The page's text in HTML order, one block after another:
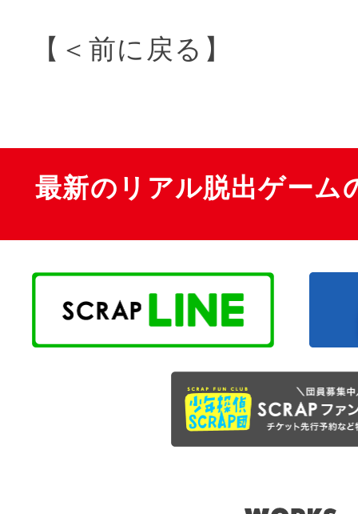
【＜前に戻る】
最新のリアル脱出ゲーム